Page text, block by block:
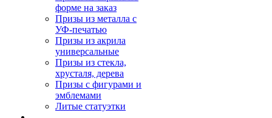
форме на заказ
Призы из металла с
УФ-печатью
Призы из акрила
универсальные
Призы из стекла,
хрусталя, дерева
Призы с фигурами и
эмблемами
Литые статуэтки